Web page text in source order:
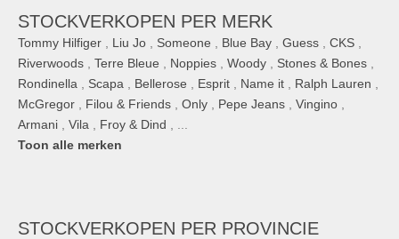
STOCKVERKOPEN PER MERK
Tommy Hilfiger Liu Jo Someone Blue Bay Guess CKS
Riverwoods
Terre Bleue Noppies Woody Stones & Bones
Rondinella
Scapa Bellerose Esprit Name it Ralph Lauren
McGregor
Filou & Friends Only Pepe Jeans Vingino
Armani
Vila Froy & Dind
Toon alle merken
STOCKVERKOPEN PER PROVINCIE